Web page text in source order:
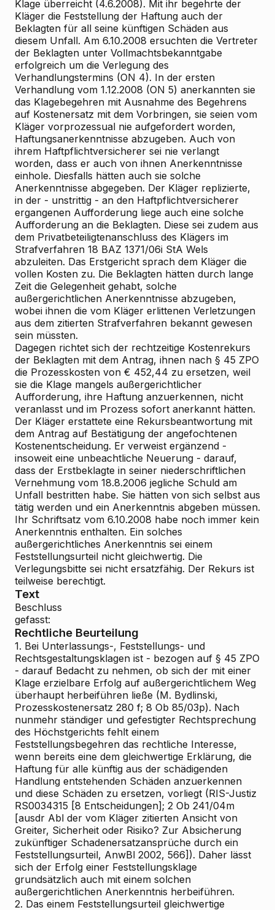
Klage überreicht (4.6.2008). Mit ihr begehrte der
Kläger die Feststellung der Haftung auch der
Beklagten für all seine künftigen Schäden aus
diesem Unfall. Am 6.10.2008 ersuchten die Vertreter
der Beklagten unter Vollmachtsbekanntgabe
erfolgreich um die Verlegung des
Verhandlungstermins (ON 4). In der ersten
Verhandlung vom 1.12.2008 (ON 5) anerkannten sie
das Klagebegehren mit Ausnahme des Begehrens
auf Kostenersatz mit dem Vorbringen, sie seien vom
Kläger vorprozessual nie aufgefordert worden,
Haftungsanerkenntnisse abzugeben. Auch von
ihrem Haftpflichtversicherer sei nie verlangt
worden, dass er auch von ihnen Anerkenntnisse
einhole. Diesfalls hätten auch sie solche
Anerkenntnisse abgegeben. Der Kläger replizierte,
in der - unstrittig - an den Haftpflichtversicherer
ergangenen Aufforderung liege auch eine solche
Aufforderung an die Beklagten. Diese sei zudem aus
dem Privatbeteiligtenanschluss des Klägers im
Strafverfahren 18 BAZ 1371/06i StA Wels
abzuleiten. Das Erstgericht sprach dem Kläger die
vollen Kosten zu. Die Beklagten hätten durch lange
Zeit die Gelegenheit gehabt, solche
außergerichtlichen Anerkenntnisse abzugeben,
wobei ihnen die vom Kläger erlittenen Verletzungen
aus dem zitierten Strafverfahren bekannt gewesen
sein müssten.
Dagegen richtet sich der rechtzeitige Kostenrekurs
der Beklagten mit dem Antrag, ihnen nach § 45 ZPO
die Prozesskosten von € 452,44 zu ersetzen, weil
sie die Klage mangels außergerichtlicher
Aufforderung, ihre Haftung anzuerkennen, nicht
veranlasst und im Prozess sofort anerkannt hätten.
Der Kläger erstattete eine Rekursbeantwortung mit
dem Antrag auf Bestätigung der angefochtenen
Kostenentscheidung. Er verweist ergänzend -
insoweit eine unbeachtliche Neuerung - darauf,
dass der Erstbeklagte in seiner niederschriftlichen
Vernehmung vom 18.8.2006 jegliche Schuld am
Unfall bestritten habe. Sie hätten von sich selbst aus
tätig werden und ein Anerkenntnis abgeben müssen.
Ihr Schriftsatz vom 6.10.2008 habe noch immer kein
Anerkenntnis enthalten. Ein solches
außergerichtliches Anerkenntnis sei einem
Feststellungsurteil nicht gleichwertig. Die
Verlegungsbitte sei nicht ersatzfähig. Der Rekurs ist
teilweise berechtigt.
Text
Beschluss
gefasst:
Rechtliche Beurteilung
1. Bei Unterlassungs-, Feststellungs- und
Rechtsgestaltungsklagen ist - bezogen auf § 45 ZPO
- darauf Bedacht zu nehmen, ob sich der mit einer
Klage erzielbare Erfolg auf außergerichtlichem Weg
überhaupt herbeiführen ließe (M. Bydlinski,
Prozesskostenersatz 280 f; 8 Ob 85/03p). Nach
nunmehr ständiger und gefestigter Rechtsprechung
des Höchstgerichts fehlt einem
Feststellungsbegehren das rechtliche Interesse,
wenn bereits eine dem gleichwertige Erklärung, die
Haftung für alle künftig aus der schädigenden
Handlung entstehenden Schäden anzuerkennen
und diese Schäden zu ersetzen, vorliegt (RIS-Justiz
RS0034315 [8 Entscheidungen]; 2 Ob 241/04m
[ausdr Abl der vom Kläger zitierten Ansicht von
Greiter, Sicherheit oder Risiko? Zur Absicherung
zukünftiger Schadenersatzansprüche durch ein
Feststellungsurteil, AnwBl 2002, 566]). Daher lässt
sich der Erfolg einer Feststellungsklage
grundsätzlich auch mit einem solchen
außergerichtlichen Anerkenntnis herbeiführen.
2. Das einem Feststellungsurteil gleichwertige